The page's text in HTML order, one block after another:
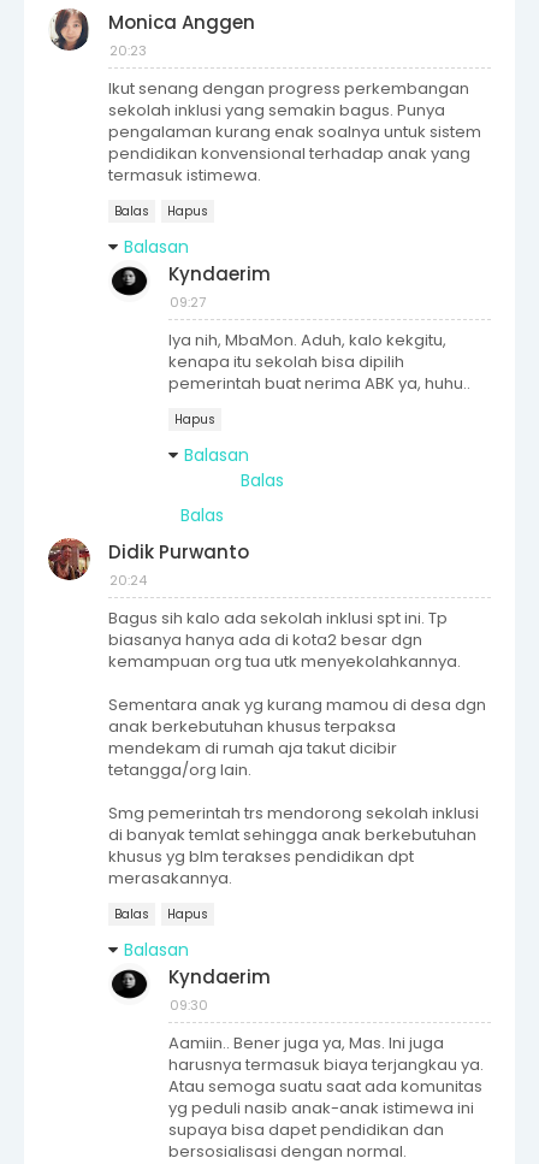
Monica Anggen
20:23
Ikut senang dengan progress perkembangan
sekolah inklusi yang semakin bagus. Punya
pengalaman kurang enak soalnya untuk sistem
pendidikan konvensional terhadap anak yang
termasuk istimewa.
Balas Hapus
Balasan
Kyndaerim
09:27
Iya nih, MbaMon. Aduh, kalo kekgitu,
kenapa itu sekolah bisa dipilih
pemerintah buat nerima ABK ya, huhu..
Hapus
Balasan
Balas
Balas
Didik Purwanto
20:24
Bagus sih kalo ada sekolah inklusi spt ini. Tp
biasanya hanya ada di kota2 besar dgn
kemampuan org tua utk menyekolahkannya.
Sementara anak yg kurang mamou di desa dgn
anak berkebutuhan khusus terpaksa
mendekam di rumah aja takut dicibir
tetangga/org lain.
Smg pemerintah trs mendorong sekolah inklusi
di banyak temlat sehingga anak berkebutuhan
khusus yg blm terakses pendidikan dpt
merasakannya.
Balas Hapus
Balasan
Kyndaerim
09:30
Aamiin.. Bener juga ya, Mas. Ini juga
harusnya termasuk biaya terjangkau ya.
Atau semoga suatu saat ada komunitas
yg peduli nasib anak-anak istimewa ini
supaya bisa dapet pendidikan dan
bersosialisasi dengan normal.